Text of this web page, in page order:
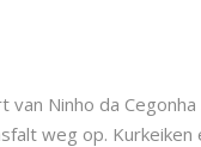
van Ninho da
weg op.